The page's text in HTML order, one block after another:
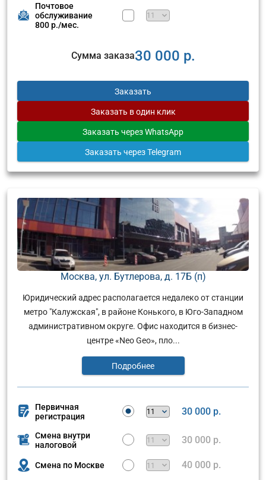
Почтовое
обслуживание
800 р./мес.
Сумма заказа30 000 р.
Заказать
Заказать в один клик
Заказать через WhatsApp
Заказать через Telegram
Москва, ул. Бутлерова, д. 17Б (п)
Юридический адрес располагается недалеко от станции
метро "Калужская", в районе Конького, в Юго-Западном
административном округе. Офис находится в бизнес-
центре «Neo Geo», пло...
Подробнее
Первичная
регистрация
30 000 р.
Смена внутри
налоговой
30 000 р.
Смена по Москве 40 000 р.